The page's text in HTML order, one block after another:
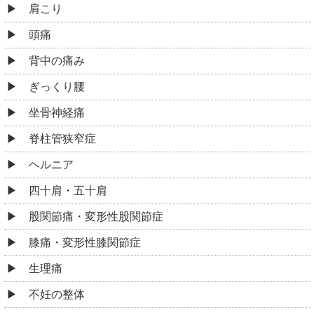
肩こり
頭痛
背中の痛み
ぎっくり腰
坐骨神経痛
脊柱管狭窄症
ヘルニア
四十肩・五十肩
股関節痛・変形性股関節症
膝痛・変形性膝関節症
生理痛
不妊の整体